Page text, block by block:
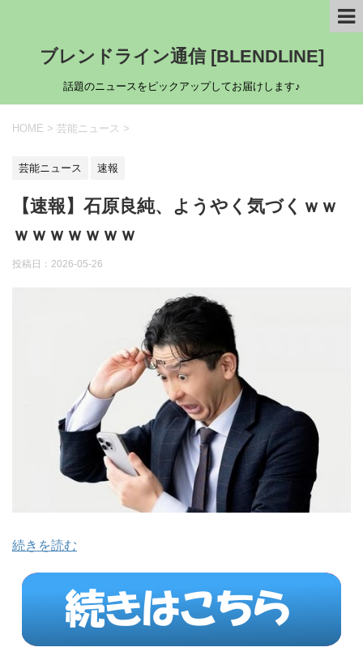
ブレンドライン通信 [BLENDLINE]
話題のニュースをピックアップしてお届けします♪
HOME > 芸能ニュース >
芸能ニュース 速報
【速報】石原良純、ようやく気づくｗｗ
ｗｗｗｗｗｗｗ
投稿日： 2026-05-26
続きを読む